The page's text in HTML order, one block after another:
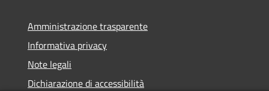
Amministrazione trasparente
Informativa privacy
Note legali
Dichiarazione di accessibilità